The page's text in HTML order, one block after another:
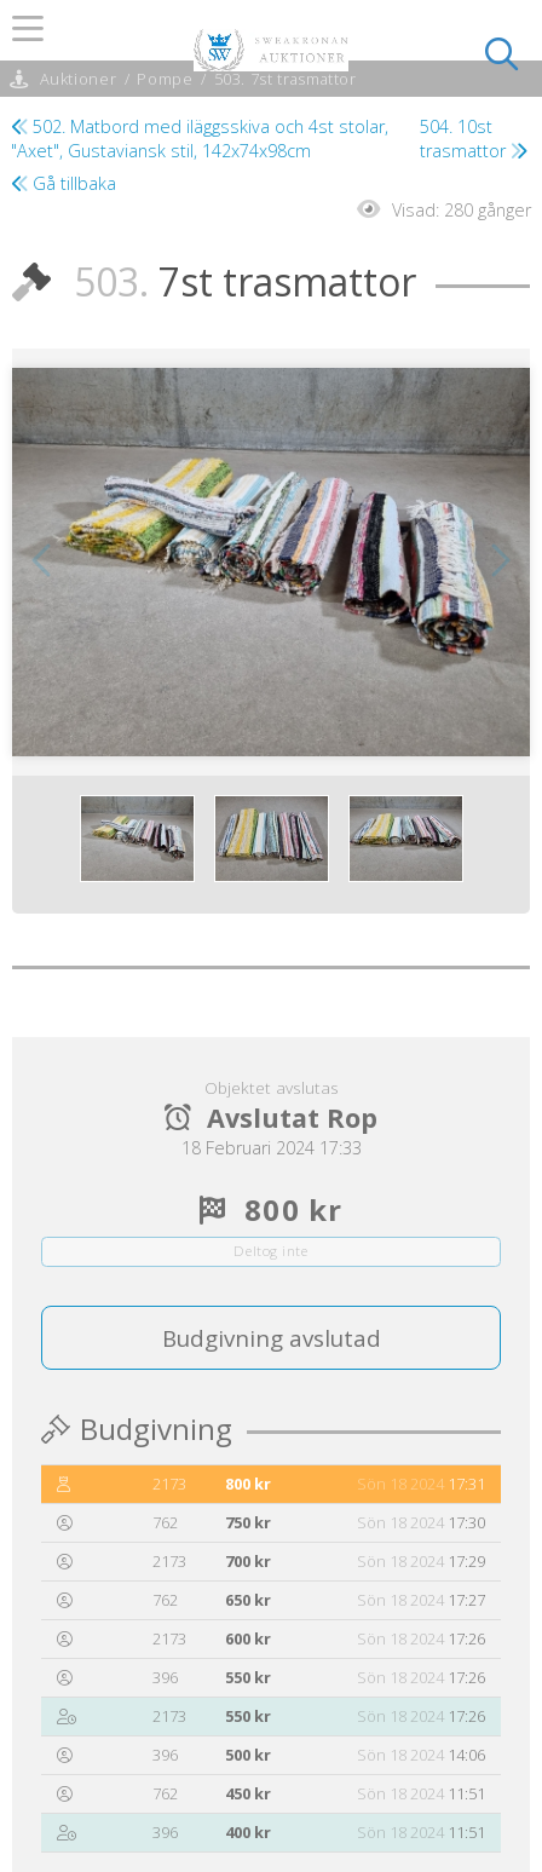
Auktioner / Pompe / 503. 7st trasmattor
502. Matbord med iläggsskiva och 4st stolar,
"Axet", Gustaviansk stil, 142x74x98cm
504. 10st
trasmattor
Gå tillbaka
Visad: 280 gånger
503. 7st trasmattor
Objektet avslutas
Avslutat Rop
18 Februari 2024 17:33
800 kr
Deltog inte
Budgivning avslutad
Budgivning
2173 800 kr Sön 18 2024 17:31
762
750 kr Sön 18 2024 17:30
2173
700 kr Sön 18 2024 17:29
762
650 kr Sön 18 2024 17:27
2173
600 kr Sön 18 2024 17:26
396
550 kr Sön 18 2024 17:26
2173
550 kr Sön 18 2024 17:26
396
500 kr Sön 18 2024 14:06
762
450 kr Sön 18 2024 11:51
396
400 kr Sön 18 2024 11:51